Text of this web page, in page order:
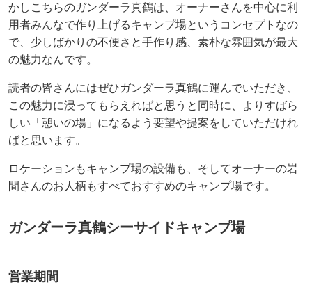
かしこちらのガンダーラ真鶴は、オーナーさんを中心に利
用者みんなで作り上げるキャンプ場というコンセプトなの
で、少しばかりの不便さと手作り感、素朴な雰囲気が最大
の魅力なんです。
読者の皆さんにはぜひガンダーラ真鶴に運んでいただき、
この魅力に浸ってもらえればと思うと同時に、よりすばら
しい「憩いの場」になるよう要望や提案をしていただけれ
ばと思います。
ロケーションもキャンプ場の設備も、そしてオーナーの岩
間さんのお人柄もすべておすすめのキャンプ場です。
ガンダーラ真鶴シーサイドキャンプ場
営業期間